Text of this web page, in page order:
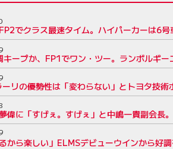
でクラス最速タイム。ハイパーカーは6
ープか、FP1でワン・ツー。ランボルギ
リの優勢性は「変わらない」とトヨタ技
偉に「すげぇ。すげぇ」と中嶋一貴副会長
から楽しい」ELMSデビューウインから好